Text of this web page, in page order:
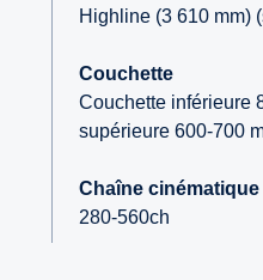
Highline (3 610 mm)
Couchette
Couchette inférieure
supérieure 600-700
Chaîne cinématique
280-560ch